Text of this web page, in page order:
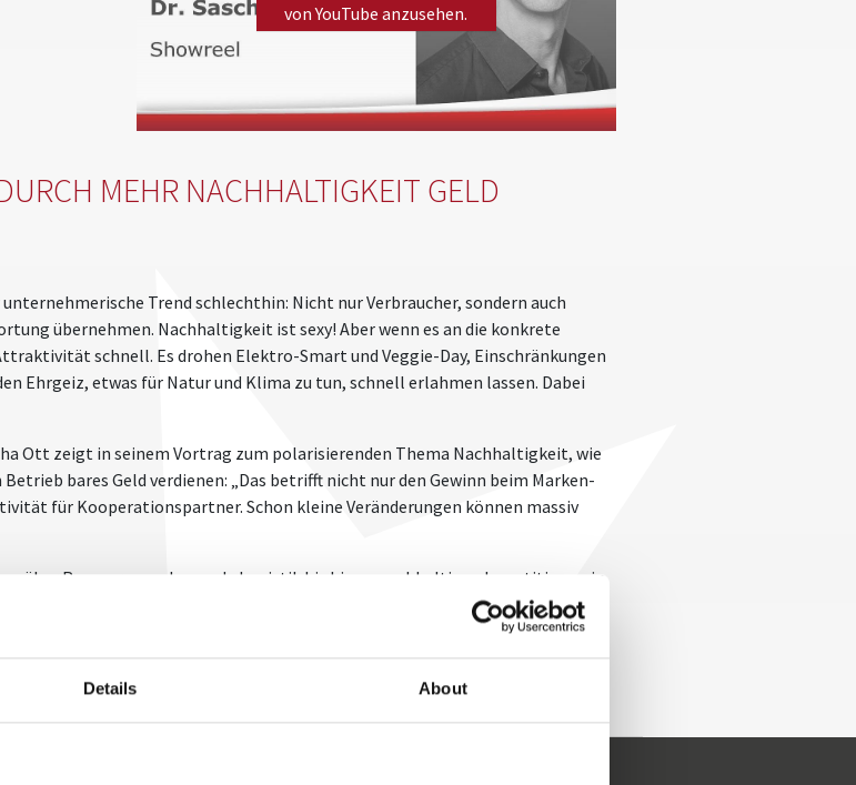
Details About
von YouTube anzusehen.
accept marketing cookiesto view this YouTube content.
MEHR NACHHALTIGKEIT GELD
Trend schlechthin: Nicht nur Verbraucher, sondern auch
übernehmen. Nachhaltigkeit ist sexy! Aber wenn es an die konkrete
schnell. Es drohen Elektro-Smart und Veggie-Day, Einschränkungen
Ehrgeiz, etwas für Natur und Klima zu tun, schnell erlahmen lassen. Dabei
Ott zeigt in seinem Vortrag zum polarisierenden Thema Nachhaltigkeit, wie
bares Geld verdienen: „Das betrifft nicht nur den Gewinn beim Marken-
für Kooperationspartner. Schon kleine Veränderungen können massiv
über Ressourcen schonende Logistik bis hin zu nachhaltigen Investitionen in
nicht gleich Schafe für die Grünflächen anschaffen“, betont Ott: „Jeder
spart Ihnen im Jahr gut 5.000 Euro — und der Kaffee schmeckt
voller praktischer Beispiele erklärt der Wissenschaftsjournalist, an welchen
— und welche fragwürdigen Öko-Maßnahmen Sie sich sparen sollten.